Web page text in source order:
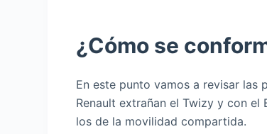
¿Cómo se
En este punto vamos a revisar las
Renault extrañan el Twizy y con el
los de la movilidad compartida.